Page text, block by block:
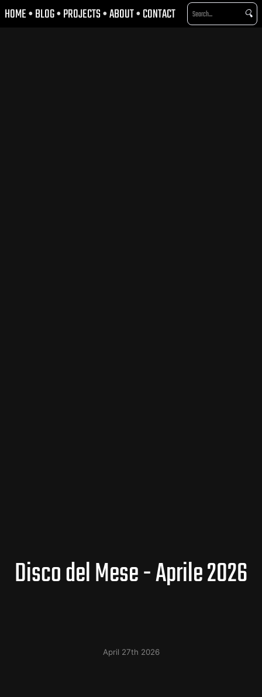
HOME • BLOG• PROJECTS•ABOUT• CONTACT 🔍
Disco del Mese - Aprile 2026
April 27th 2026